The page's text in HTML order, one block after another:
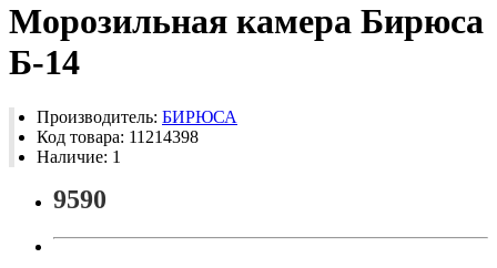
Морозильная камера Бирюса
Б-14
Производитель: БИРЮСА
Код товара: 11214398
Наличие: 1
9590